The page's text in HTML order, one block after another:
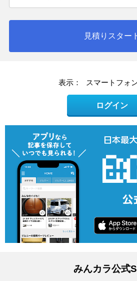
見積りスター
表示： スマートフォ
ログイン
みんカラ公式